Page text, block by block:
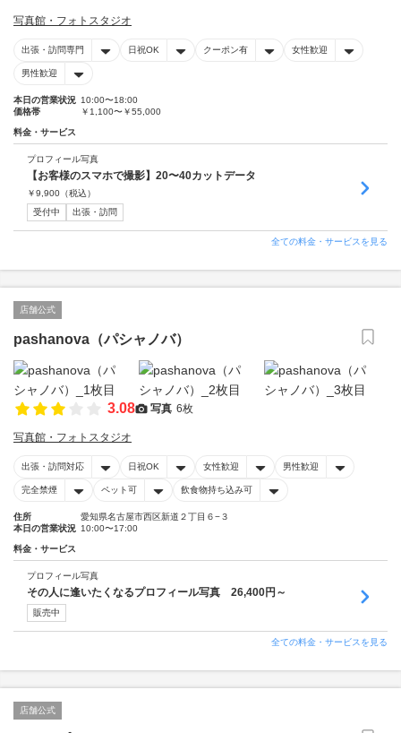
写真館・フォトスタジオ
出張・訪問専門 日祝OK クーポン有 女性歓迎
男性歓迎
本日の営業状況 10:00〜18:00
価格帯
￥1,100〜￥55,000
料金・サービス
プロフィール写真
【お客様のスマホで撮影】20〜40カットデータ
￥9,900 （税込）
受付中
出張・訪問
全ての料金・サービスを見る
店舗公式
pashanova（パシャノバ）
3.08 写真 6枚
写真館・フォトスタジオ
出張・訪問対応 日祝OK 女性歓迎 男性歓迎
完全禁煙 ペット可 飲食物持ち込み可
住所
愛知県名古屋市西区新道２丁目６−３
本日の営業状況 10:00〜17:00
料金・サービス
プロフィール写真
その人に逢いたくなるプロフィール写真 26,400円～
販売中
全ての料金・サービスを見る
店舗公式